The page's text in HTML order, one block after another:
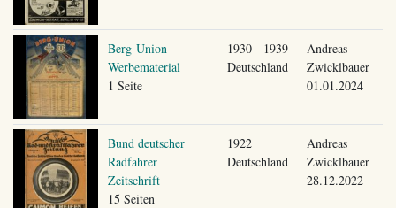
Berg-Union
Werbematerial
1 Seite
1930 - 1939
Deutschland
Andreas
Zwicklbauer
01.01.2024
Bund deutscher
Radfahrer
Zeitschrift
15 Seiten
1922
Deutschland
Andreas
Zwicklbauer
28.12.2022